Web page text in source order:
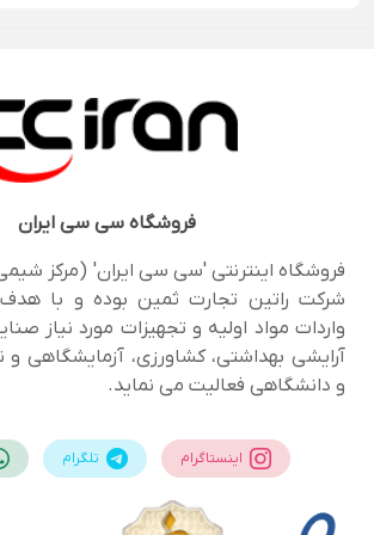
فروشگاهسی سی ایران
فروشگاه اینترنتی 'سی سی ایران' (مرکز
شرکت راتین تجارت ثمین بوده و با هدف
واردات مواد اولیه و تجهیزات مورد نیاز
آرایشی بهداشتی، کشاورزی، آزمایشگاهی
و دانشگاهی فعالیت می نماید.
اینستاگرام تلگرام